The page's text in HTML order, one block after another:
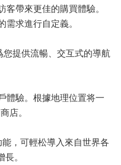
帶來更佳的購買體驗。
求進行自定義。
提供流暢、交互式的導航
體驗。根據地理位置将一
店。
，可輕松導入來自世界各
。